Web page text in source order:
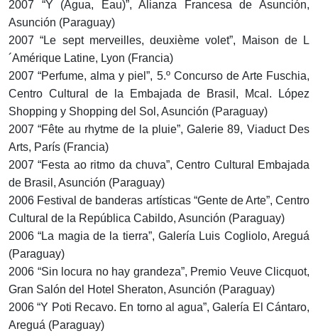
2007 “Y (Agua, Eau)”, Alianza Francesa de Asunción,
Asunción (Paraguay)
2007 “Le sept merveilles, deuxième volet”, Maison de L
´Amérique Latine, Lyon (Francia)
2007 “Perfume, alma y piel”, 5.º Concurso de Arte Fuschia,
Centro Cultural de la Embajada de Brasil, Mcal. López
Shopping y Shopping del Sol, Asunción (Paraguay)
2007 “Fête au rhytme de la pluie”, Galerie 89, Viaduct Des
Arts, París (Francia)
2007 “Festa ao ritmo da chuva”, Centro Cultural Embajada
de Brasil, Asunción (Paraguay)
2006 Festival de banderas artísticas “Gente de Arte”, Centro
Cultural de la República Cabildo, Asunción (Paraguay)
2006 “La magia de la tierra”, Galería Luis Cogliolo, Areguá
(Paraguay)
2006 “Sin locura no hay grandeza”, Premio Veuve Clicquot,
Gran Salón del Hotel Sheraton, Asunción (Paraguay)
2006 “Y Poti Recavo. En torno al agua”, Galería El Cántaro,
Areguá (Paraguay)